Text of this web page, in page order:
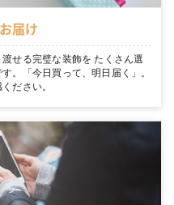
届け
せる完璧な装飾を たくさん選
。「今日買って、明日届く」。
ださい。